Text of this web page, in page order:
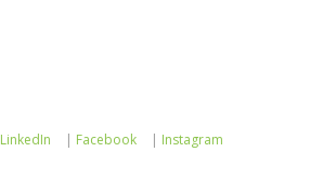
LinkedIn | Facebook | Instagram